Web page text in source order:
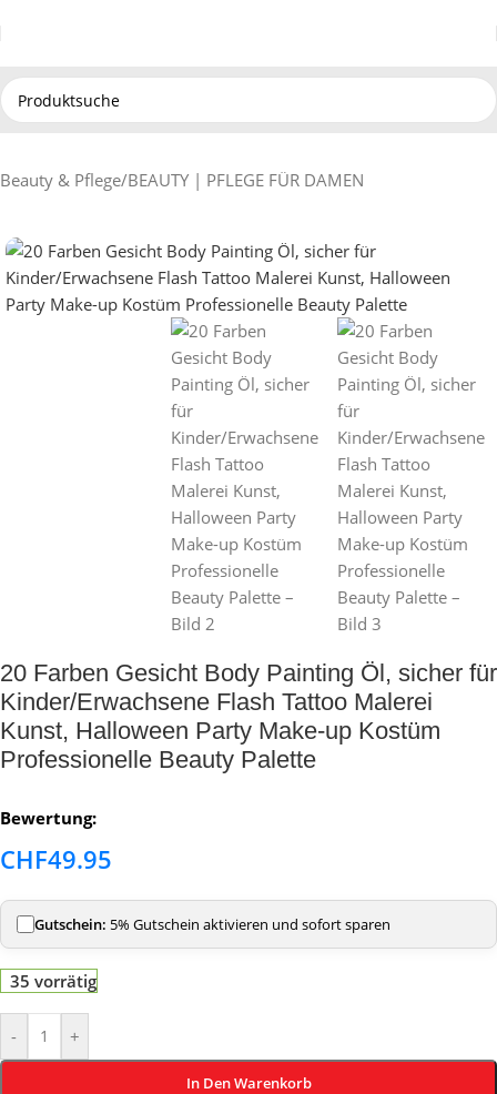
Beauty & Pflege/BEAUTY | PFLEGE FÜR DAMEN
20 Farben Gesicht Body Painting Öl, sicher für
Kinder/Erwachsene Flash Tattoo Malerei
Kunst, Halloween Party Make-up Kostüm
Professionelle Beauty Palette
Bewertung:
CHF49.95
Gutschein: 5% Gutschein aktivieren und sofort sparen
35 vorrätig
- +
In Den Warenkorb